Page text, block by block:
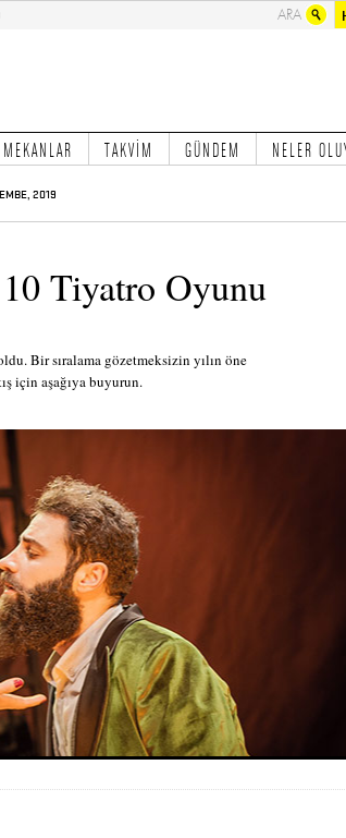
MEKANLAR TAKVİM GÜNDEM NELER
2019
Tiyatro Oyunu
Bir sıralama gözetmeksizin yılın öne
için aşağıya buyurun.